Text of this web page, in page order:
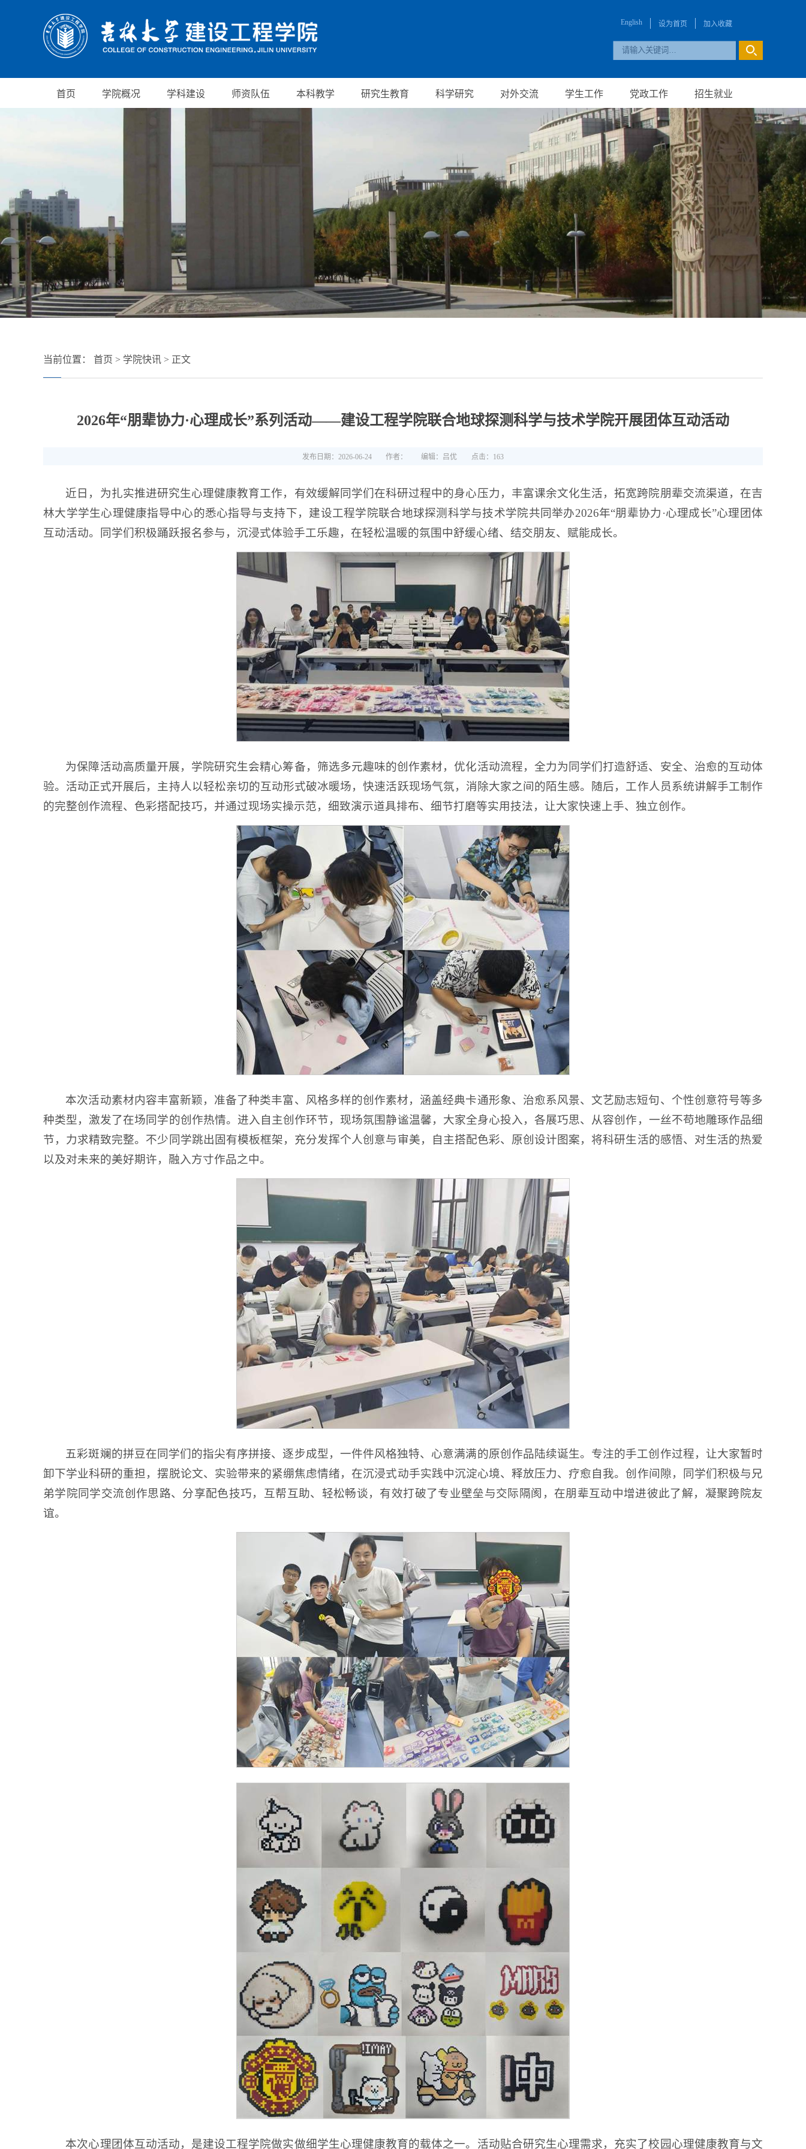
English 设为首页 加入收藏
首页 学院概况 学科建设 师资队伍 本科教学 研究生教育 科学研究 对外交流 学生工作 党政工作 招生就业
当前位置： 首页 > 学院快讯 > 正文
2026年“朋辈协力·心理成长”系列活动——建设工程学院联合地球探测科学与技术学院开展团体互动活动
发布日期：2026-06-24 作者： 编辑：吕优 点击： 163
近日，为扎实推进研究生心理健康教育工作，有效缓解同学们在科研过程中的身心压力，丰富课余文化生活，拓宽跨院朋辈交流渠道，在吉
林大学学生心理健康指导中心的悉心指导与支持下，建设工程学院联合地球探测科学与技术学院共同举办2026年“朋辈协力·心理成长”心理团体
互动活动。同学们积极踊跃报名参与，沉浸式体验手工乐趣，在轻松温暖的氛围中舒缓心绪、结交朋友、赋能成长。
为保障活动高质量开展，学院研究生会精心筹备，筛选多元趣味的创作素材，优化活动流程，全力为同学们打造舒适、安全、治愈的互动体
验。活动正式开展后，主持人以轻松亲切的互动形式破冰暖场，快速活跃现场气氛，消除大家之间的陌生感。随后，工作人员系统讲解手工制作
的完整创作流程、色彩搭配技巧，并通过现场实操示范，细致演示道具排布、细节打磨等实用技法，让大家快速上手、独立创作。
本次活动素材内容丰富新颖，准备了种类丰富、风格多样的创作素材，涵盖经典卡通形象、治愈系风景、文艺励志短句、个性创意符号等多
种类型，激发了在场同学的创作热情。进入自主创作环节，现场氛围静谧温馨，大家全身心投入，各展巧思、从容创作，一丝不苟地雕琢作品细
节，力求精致完整。不少同学跳出固有模板框架，充分发挥个人创意与审美，自主搭配色彩、原创设计图案，将科研生活的感悟、对生活的热爱
以及对未来的美好期许，融入方寸作品之中。
五彩斑斓的拼豆在同学们的指尖有序拼接、逐步成型，一件件风格独特、心意满满的原创作品陆续诞生。专注的手工创作过程，让大家暂时
卸下学业科研的重担，摆脱论文、实验带来的紧绷焦虑情绪，在沉浸式动手实践中沉淀心境、释放压力、疗愈自我。创作间隙，同学们积极与兄
弟学院同学交流创作思路、分享配色技巧，互帮互助、轻松畅谈，有效打破了专业壁垒与交际隔阂，在朋辈互动中增进彼此了解，凝聚跨院友
谊。
本次心理团体互动活动，是建设工程学院做实做细学生心理健康教育的载体之一。活动贴合研究生心理需求，充实了校园心理健康教育与文